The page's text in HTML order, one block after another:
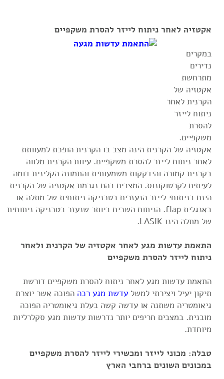
אקטזיה לאחר ניתוח לייזר להסרת משקפיים
במקרים
נדירים
מתרחשת
אקטזיה של
הקרנית לאחר
ניתוח לייזר
להסרת
משקפיים.
אקטזיה של הקרנית הינה מצב בו הקרנית הופכת למעוותת
לאחר ניתוח לייזר להסרת משקפיים. עיוות הקרנית מלווה
בקרנית קמורה והידקקות משמעותית והתמונה הקלינית דומה
לעיתים לקרטוקונוס. המצבים בהם נגרמת אקטזיה של הקרנית
הינם בניתוחי לייזר הנעזרים בטכניקה ניתוחית של מתלה או
באנגלית flap. הניתוח השכיח ביותר שנעזר בטכניקה ניתוחית
של מתלה הינו LASIK.
התאמת עדשות מגע לאחר אקטזיה של הקרנית ולאחר
ניתוח לייזר להסרת משקפיים
התאמת עדשות מגע לאחר ניתוח להסרת משקפיים דורשת
תיקון יעיל ויצירתי למשל עדשת מגע רכה הפוכה אשר יוצרת
גיאומטריה משתנה או עדשה קשה בעלת גיאומטריה הפוכה
מובנית. במצבים חריפים יותר נדרשות עדשות מגע סקלרליות
מיוחדת.
טבלה: מכוני לייזר ומכשירי לייזר להסרת משקפיים
במכונים השונים ברחבי הארץ